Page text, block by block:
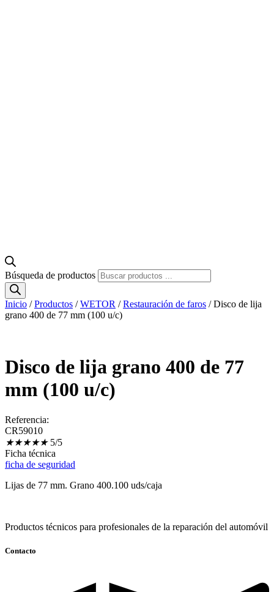
Búsqueda de productos
Inicio /Productos /WETOR /Restauración de faros / Disco de lija
grano 400 de 77 mm (100 u/c)
Disco de lija grano 400 de 77
mm (100 u/c)
Referencia:
CR59010
★★★★★ 5/5
Ficha técnica
ficha de seguridad
Lijas de 77 mm. Grano 400.100 uds/caja
Productos técnicos para profesionales de la reparación del automóvil
Contacto